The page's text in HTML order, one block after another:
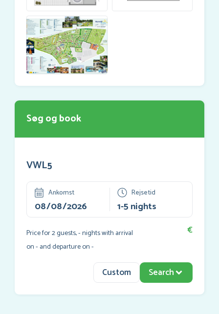
Søg og book
VWL5
Ankomst Rejsetid
Price for2guests,-nights with arrival
on- and departure on-
€
Custom Search